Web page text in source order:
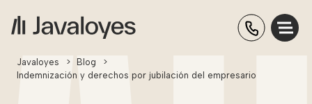
Javaloyes > Blog
>
Indemnización y derechos por jubilación del empresario